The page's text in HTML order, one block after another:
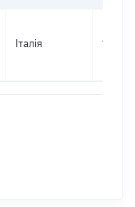
Італія 124873